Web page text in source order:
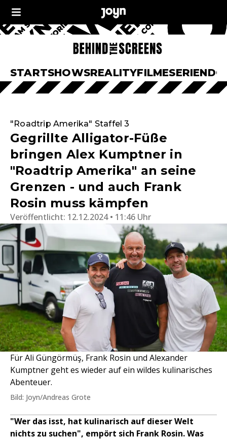
STARTSHOWSREALITYFILMESERIEN
"Roadtrip Amerika" Staffel 3
Gegrillte Alligator-Füße
bringen Alex Kumptner in
"Roadtrip Amerika" an seine
Grenzen - und auch Frank
Rosin muss kämpfen
Veröffentlicht: 12.12.2024 • 11:46 Uhr
Für Ali Güngörmüş, Frank Rosin und Alexander
Kumptner geht es wieder auf ein wildes kulinarisches
Abenteuer.
Bild: Joyn/Andreas Grote
"Wer das isst, hat kulinarisch auf dieser Welt
nichts zu suchen", empört sich Frank Rosin. Was